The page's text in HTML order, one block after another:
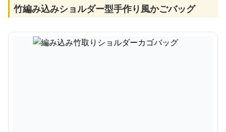
竹編み込みショルダー型手作り風かごバッグ